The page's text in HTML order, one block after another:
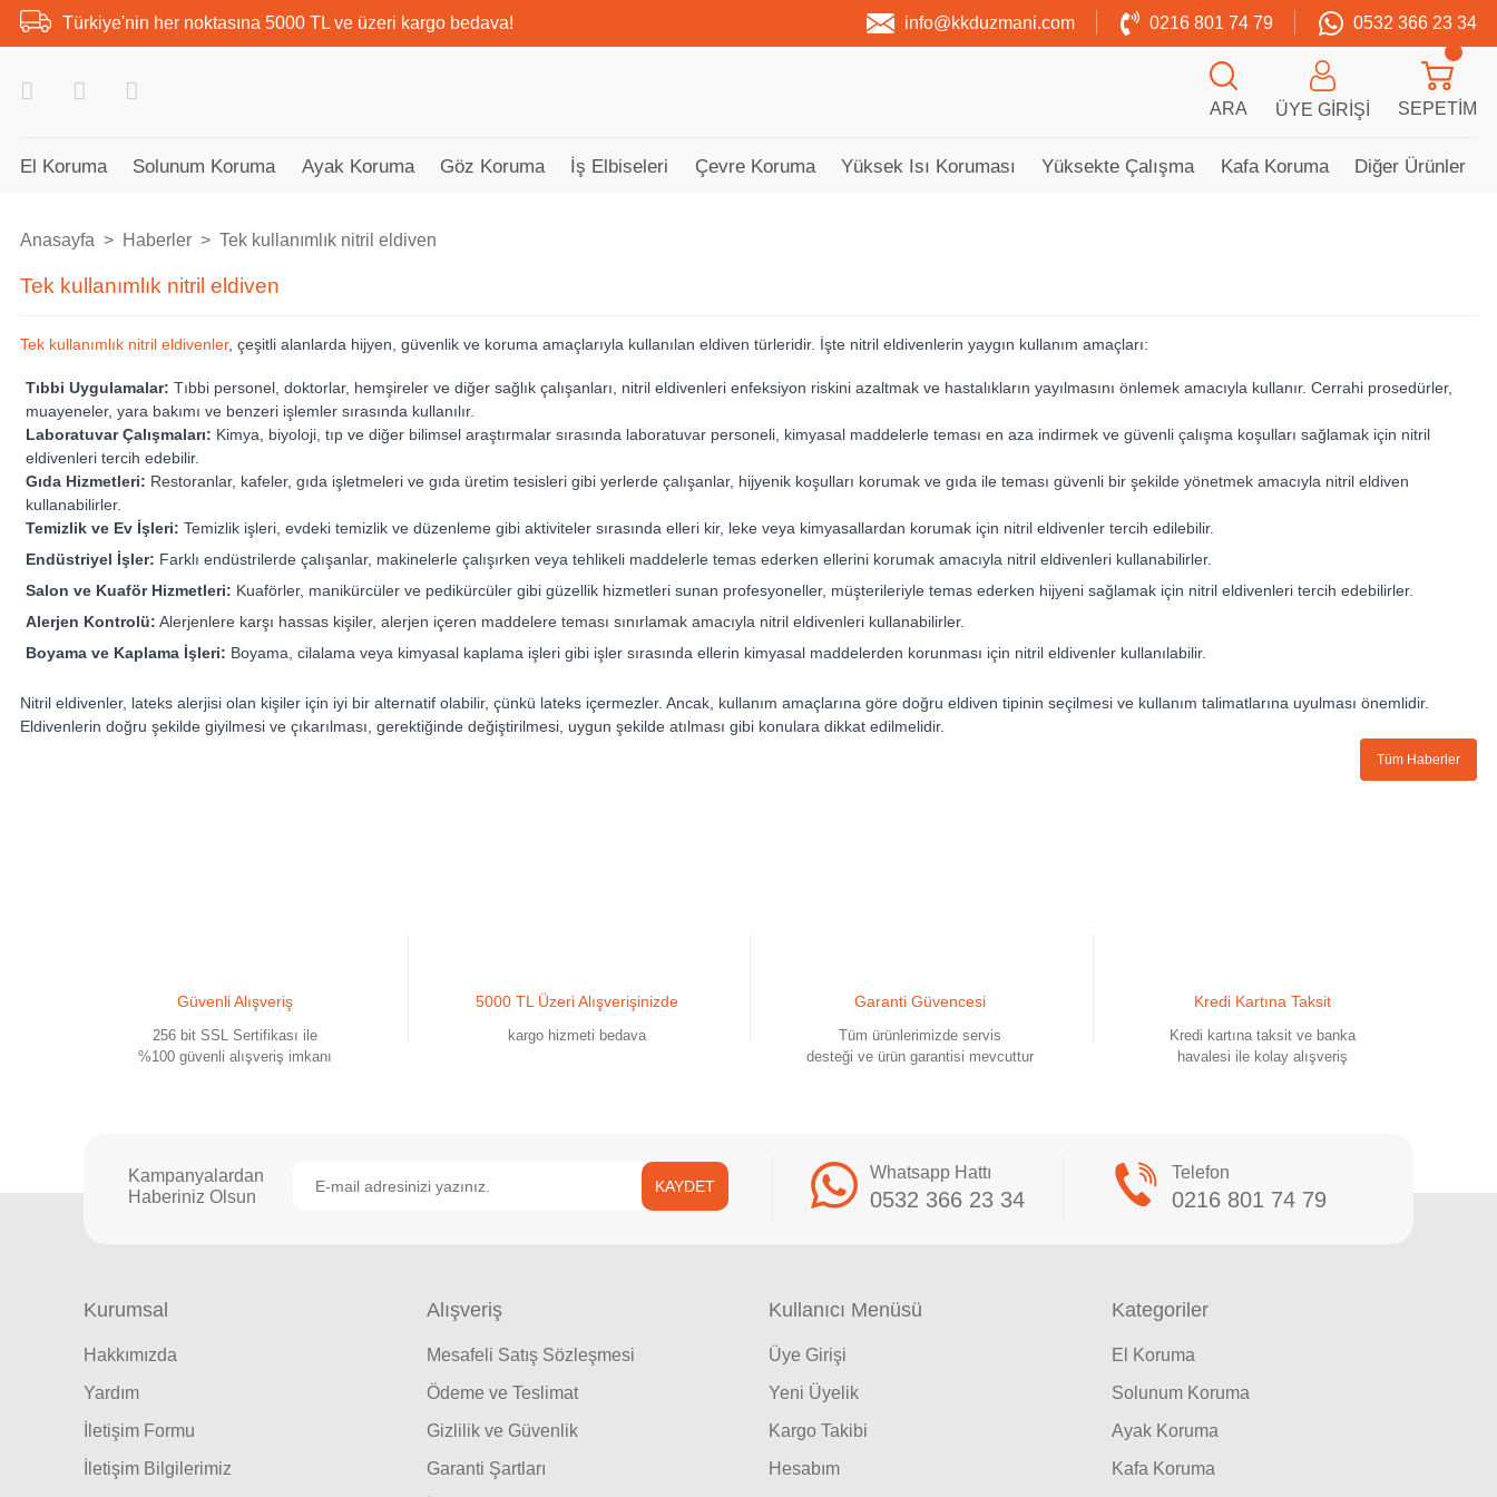
Türkiye'nin her noktasına 5000 TL ve üzeri kargo bedava! info@kkduzmani.com 0216 801 74 79 0532 366 23 34
ARA ÜYE GIRIŞI SEPETIM
El Koruma Solunum Koruma Ayak Koruma Göz Koruma İş Elbiseleri Çevre Koruma Yüksek Isı Koruması Yüksekte Çalışma Kafa Koruma Diğer Ürünler
Anasayfa Haberler Tek kullanımlık nitril eldiven
Tek kullanımlık nitril eldiven
Tek kullanımlık nitril eldivenler, çeşitli alanlarda hijyen, güvenlik ve koruma amaçlarıyla kullanılan eldiven türleridir. İşte nitril eldivenlerin yaygın kullanım amaçları:
Tıbbi Uygulamalar: Tıbbi personel, doktorlar, hemşireler ve diğer sağlık çalışanları, nitril eldivenleri enfeksiyon riskini azaltmak ve hastalıkların yayılmasını önlemek amacıyla kullanır. Cerrahi prosedürler,
muayeneler, yara bakımı ve benzeri işlemler sırasında kullanılır.
Laboratuvar Çalışmaları: Kimya, biyoloji, tıp ve diğer bilimsel araştırmalar sırasında laboratuvar personeli, kimyasal maddelerle teması en aza indirmek ve güvenli çalışma koşulları sağlamak için nitril
eldivenleri tercih edebilir.
Gıda Hizmetleri: Restoranlar, kafeler, gıda işletmeleri ve gıda üretim tesisleri gibi yerlerde çalışanlar, hijyenik koşulları korumak ve gıda ile teması güvenli bir şekilde yönetmek amacıyla nitril eldiven
kullanabilirler.
Temizlik ve Ev İşleri: Temizlik işleri, evdeki temizlik ve düzenleme gibi aktiviteler sırasında elleri kir, leke veya kimyasallardan korumak için nitril eldivenler tercih edilebilir.
Endüstriyel İşler: Farklı endüstrilerde çalışanlar, makinelerle çalışırken veya tehlikeli maddelerle temas ederken ellerini korumak amacıyla nitril eldivenleri kullanabilirler.
Salon ve Kuaför Hizmetleri: Kuaförler, manikürcüler ve pedikürcüler gibi güzellik hizmetleri sunan profesyoneller, müşterileriyle temas ederken hijyeni sağlamak için nitril eldivenleri tercih edebilirler.
Alerjen Kontrolü: Alerjenlere karşı hassas kişiler, alerjen içeren maddelere teması sınırlamak amacıyla nitril eldivenleri kullanabilirler.
Boyama ve Kaplama İşleri: Boyama, cilalama veya kimyasal kaplama işleri gibi işler sırasında ellerin kimyasal maddelerden korunması için nitril eldivenler kullanılabilir.
Nitril eldivenler, lateks alerjisi olan kişiler için iyi bir alternatif olabilir, çünkü lateks içermezler. Ancak, kullanım amaçlarına göre doğru eldiven tipinin seçilmesi ve kullanım talimatlarına uyulması önemlidir.
Eldivenlerin doğru şekilde giyilmesi ve çıkarılması, gerektiğinde değiştirilmesi, uygun şekilde atılması gibi konulara dikkat edilmelidir.
Tüm Haberler
Güvenli Alışveriş
256 bit SSL Sertifikası ile
%100 güvenli alışveriş imkanı
5000 TL Üzeri Alışverişinizde
kargo hizmeti bedava
Garanti Güvencesi
Tüm ürünlerimizde servis
desteği ve ürün garantisi mevcuttur
Kredi Kartına Taksit
Kredi kartına taksit ve banka
havalesi ile kolay alışveriş
Kampanyalardan
Haberiniz Olsun
KAYDET
Whatsapp Hattı
0532 366 23 34
Telefon
0216 801 74 79
Kurumsal
Hakkımızda
Yardım
İletişim Formu
İletişim Bilgilerimiz
Alışveriş
Mesafeli Satış Sözleşmesi
Ödeme ve Teslimat
Gizlilik ve Güvenlik
Garanti Şartları
Kullanıcı Menüsü
Üye Girişi
Yeni Üyelik
Kargo Takibi
Hesabım
Kategoriler
El Koruma
Solunum Koruma
Ayak Koruma
Kafa Koruma